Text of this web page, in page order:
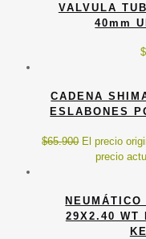
VALVULA
40mm
$
CADENA
ESLABONES
$65.900 El precio
precio
29X2.40 WT